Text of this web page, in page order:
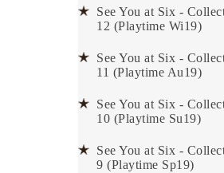
See You at Six -
12 (Playtime Wi19)
See You at Six -
11 (Playtime Au19)
See You at Six -
10 (Playtime Su19)
See You at Six -
9 (Playtime Sp19)